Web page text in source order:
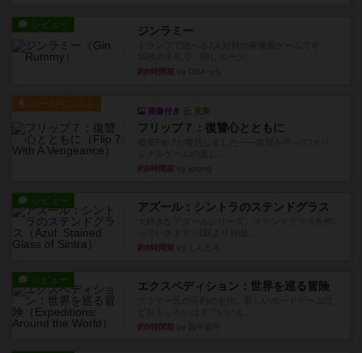
レビュー ジンラミー
約8時間前
ルール/インスト
画像付き 充実
フリップ７：復讐心とともに
約8時間前
レビュー アズール：シントラのステンドグラス
約8時間前
レビュー エクスペディション：世界を巡る冒険
約9時間前